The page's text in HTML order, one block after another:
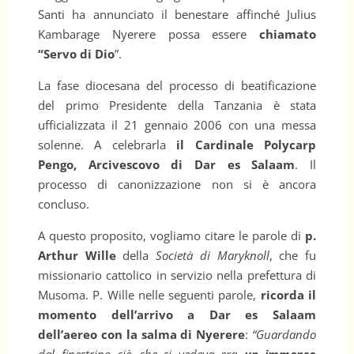
Santi ha annunciato il benestare affinché Julius
Kambarage Nyerere possa essere chiamato
“Servo di Dio”.
La fase diocesana del processo di beatificazione
del primo Presidente della Tanzania è stata
ufficializzata il 21 gennaio 2006 con una messa
solenne. A celebrarla il Cardinale Polycarp
Pengo, Arcivescovo di Dar es Salaam. Il
processo di canonizzazione non si è ancora
concluso.
A questo proposito, vogliamo citare le parole di p.
Arthur WilledellaSocietà di Maryknoll, che fu
missionario cattolico in servizio nella prefettura di
Musoma. P. Wille nelle seguenti parole, ricorda il
momento dell’arrivo a Dar es Salaam
dell’aereo con la salma di Nyerere: “Guardando